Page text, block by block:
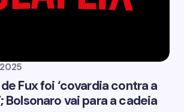
Fux foi ‘covardia contra a
Bolsonaro vai para a cadeia